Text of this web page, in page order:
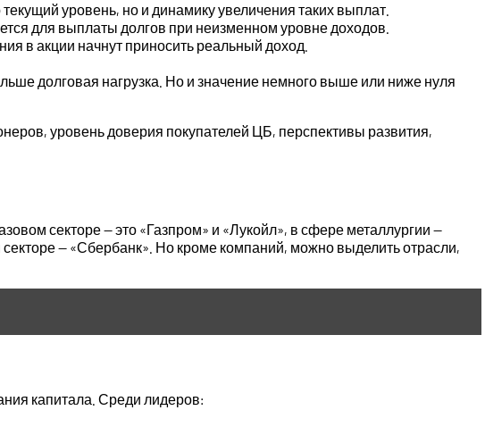
уровень, но и динамику увеличения таких выплат.
для выплаты долгов при неизменном уровне доходов.
в акции начнут приносить реальный доход.
долговая нагрузка. Но и значение немного выше или ниже нуля
уровень доверия покупателей ЦБ, перспективы развития,
секторе — это «Газпром» и «Лукойл», в сфере металлургии —
— «Сбербанк». Но кроме компаний, можно выделить отрасли,
капитала. Среди лидеров: